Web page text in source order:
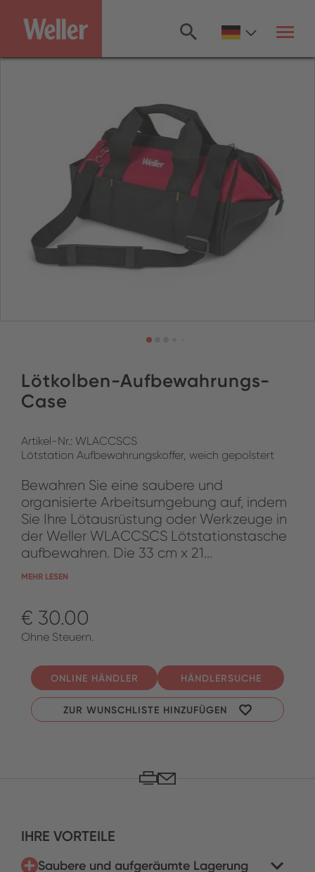
Hauptinhalt
springen
Lötkolben-Aufbewahrungs-
Case
Artikel-Nr.: WLACCSCS
Lötstation Aufbewahrungskoffer, weich gepolstert
Bewahren Sie eine saubere und
organisierte Arbeitsumgebung auf, indem
Sie Ihre Lötausrüstung oder Werkzeuge in
der Weller WLACCSCS Lötstationstasche
aufbewahren. Die 33 cm x 21...
MEHR LESEN
€ 30.00
Ohne Steuern.
ONLINE HÄNDLER HÄNDLERSUCHE
ZUR WUNSCHLISTE HINZUFÜGEN
IHRE VORTEILE
Saubere und aufgeräumte Lagerung